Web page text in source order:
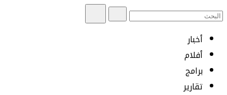
أخبار
أفلام
برامج
تقارير